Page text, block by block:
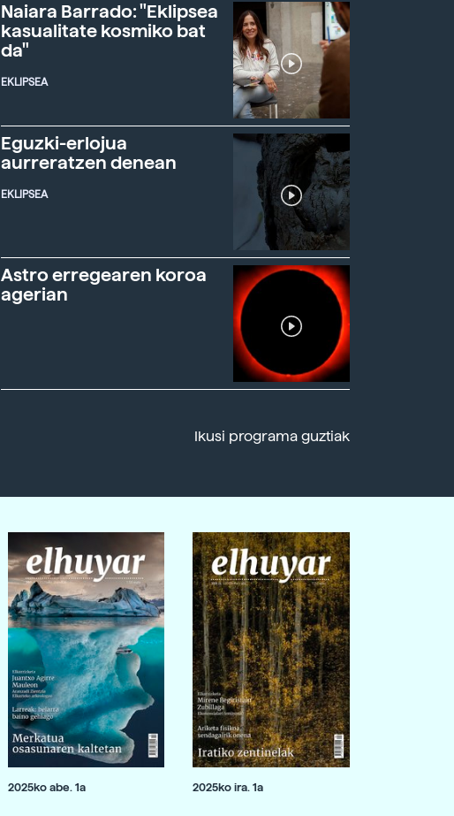
Naiara Barrado: "Eklipsea
kasualitate kosmiko bat
da"
EKLIPSEA
Eguzki-erlojua
aurreratzen denean
EKLIPSEA
Astro erregearen koroa
agerian
Ikusi programa guztiak
2025ko abe. 1a 2025ko ira. 1a